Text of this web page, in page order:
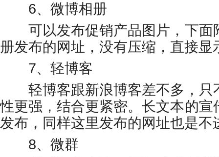
6、微博相册
可以发布促销产品图片，下面
册发布的网址，没有压缩，直接显
7、轻博客
轻博客跟新浪博客差不多，只
性更强，结合更紧密。长文本的
发布，同样这里发布的网址也是不
8、微群